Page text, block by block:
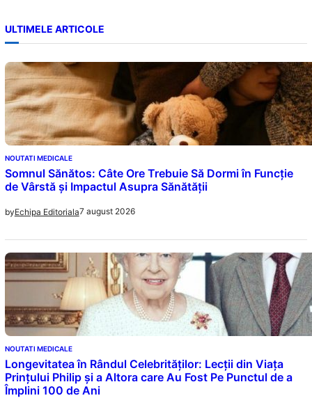
ULTIMELE ARTICOLE
NOUTATI MEDICALE
Somnul Sănătos: Câte Ore Trebuie Să Dormi în Funcție
de Vârstă și Impactul Asupra Sănătății
byEchipa Editoriala7 august 2026
NOUTATI MEDICALE
Longevitatea în Rândul Celebrităților: Lecții din Viața
Prințului Philip și a Altora care Au Fost Pe Punctul de a
Împlini 100 de Ani